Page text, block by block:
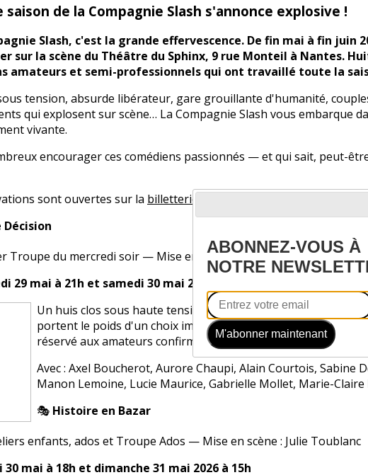
saison de la Compagnie Slash s'annonce explosive !
Slash, c'est la grande effervescence. De fin mai à fin juin
sur la scène du Théâtre du Sphinx, 9 rue Monteil à Nantes.
amateurs et semi-professionnels qui ont travaillé toute la
tension, absurde libérateur, gare grouillante d'humanité,
qui explosent sur scène… La Compagnie Slash vous embarque
vivante.
encourager ces comédiens passionnés — et qui sait, peut-
sont ouvertes sur la billetterie du Sphinx
Troupe du mercredi soir — Mise en scène : Christèle Guéry
29 mai à 21h et samedi 30 mai 2026 à 21h
Un huis clos sous haute tension. Quand de votre décision
portent le poids d'un choix impossible dans un spectacle
réservé aux amateurs confirmés et semi-professionnels, livre
Avec : Axel Boucherot, Aurore Chaupi, Alain Courtois, Sabine
Manon Lemoine, Lucie Maurice, Gabrielle Mollet, Marie-
🎭 Histoire en Bazar
enfants, ados et Troupe Ados — Mise en scène : Julie Toublanc
30 mai à 18h et dimanche 31 mai 2026 à 15h
ABONNEZ-VOUS À
NOTRE
M'abonner maintenant